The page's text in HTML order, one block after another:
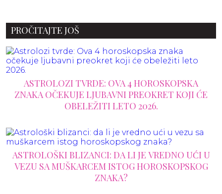
PROČITAJTE JOŠ
ASTROLOZI TVRDE: OVA 4 HOROSKOPSKA
ZNAKA OČEKUJE LJUBAVNI PREOKRET KOJI ĆE
OBELEŽITI LETO 2026.
ASTROLOŠKI BLIZANCI: DA LI JE VREDNO UĆI U
VEZU SA MUŠKARCEM ISTOG HOROSKOPSKOG
ZNAKA?